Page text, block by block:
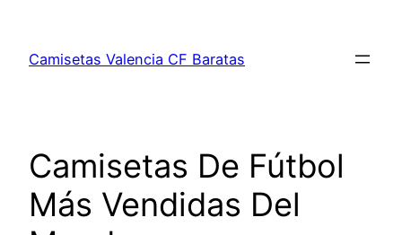
contenido
Camisetas Valencia CF Baratas
Camisetas De Fútbol
Más Vendidas Del